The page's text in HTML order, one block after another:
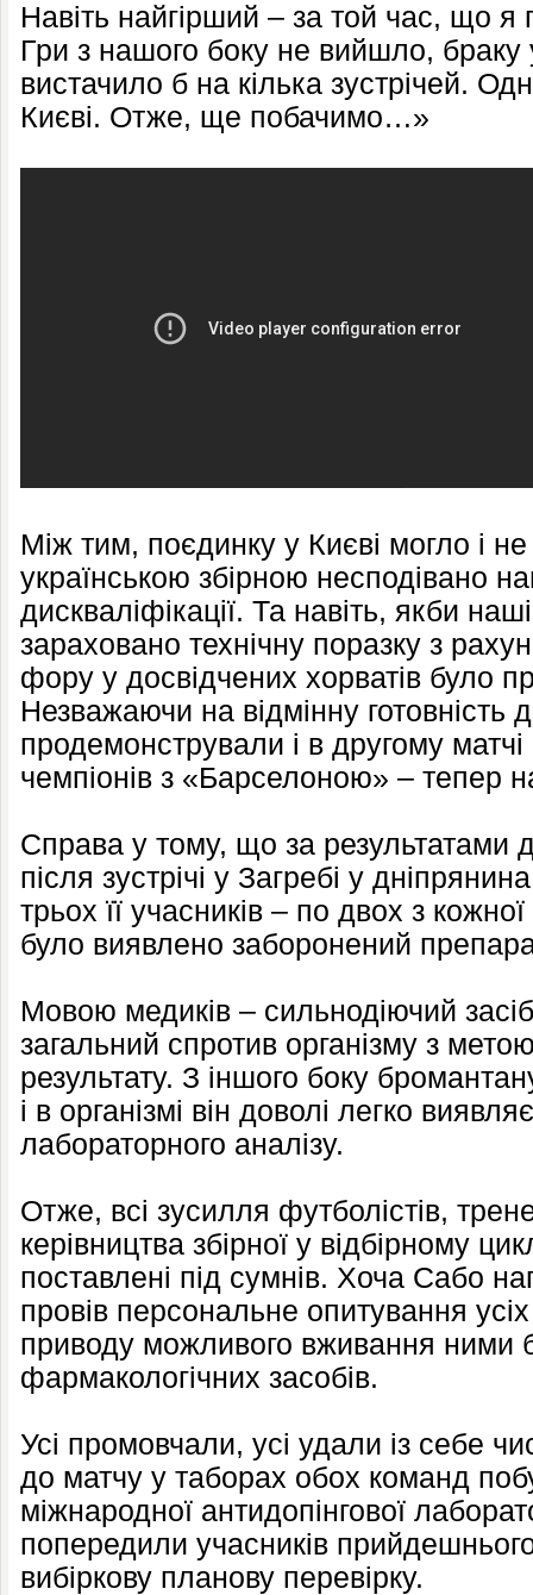
Навіть найгірший – за той час, що я
Гри з нашого боку не вийшло, браку
вистачило б на кілька зустрічей.
Києві. Отже, ще побачимо…»
Між тим, поєдинку у Києві могло і
українською збірною несподівано
дискваліфікації. Та навіть, якби
зараховано технічну поразку з
фору у досвідчених хорватів було
Незважаючи на відмінну готовність
продемонстрували і в другому матчі
чемпіонів з «Барселоною» – тепер
Справа у тому, що за результатами
після зустрічі у Загребі у
трьох її учасників – по двох з
було виявлено заборонений
Мовою медиків – сильнодіючий
загальний спротив організму з
результату. З іншого боку
і в організмі він доволі легко
лабораторного аналізу.
Отже, всі зусилля футболістів,
керівництва збірної у відбірному
поставлені під сумнів. Хоча Сабо
провів персональне опитування усіх
приводу можливого вживання ними
фармакологічних засобів.
Усі промовчали, усі удали із себе
до матчу у таборах обох команд
міжнародної антидопінгової
попередили учасників
вибіркову планову перевірку.